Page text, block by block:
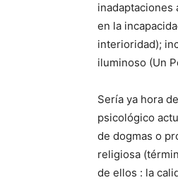
inadaptaciones
en la
interioridad);
iluminoso (Un
Sería ya hora
psicológico
de dogmas o
religiosa
de ellos : la